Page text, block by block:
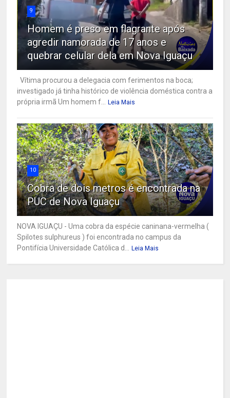
9
Homem é preso em flagrante após
agredir namorada de 17 anos e
quebrar celular dela em Nova Iguaçu
Vítima procurou a delegacia com ferimentos na boca;
investigado já tinha histórico de violência doméstica contra a
própria irmã Um homem f... Leia Mais
10
Cobra de dois metros é encontrada na
PUC de Nova Iguaçu
NOVA IGUAÇU - Uma cobra da espécie caninana-vermelha (
Spilotes sulphureus ) foi encontrada no campus da
Pontifícia Universidade Católica d... Leia Mais